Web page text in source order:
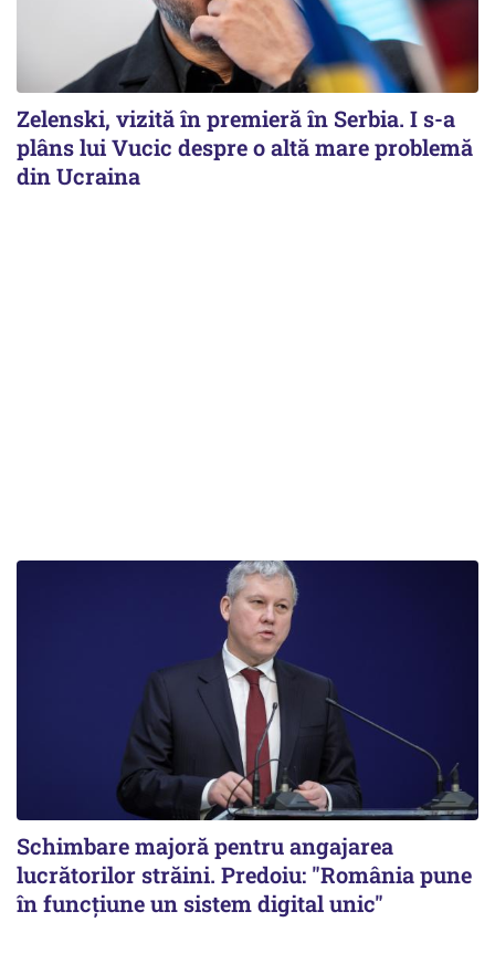
Zelenski, vizită în premieră în Serbia. I s-a
plâns lui Vucic despre o altă mare problemă
din Ucraina
Schimbare majoră pentru angajarea
lucrătorilor străini. Predoiu: "România pune
în funcțiune un sistem digital unic"